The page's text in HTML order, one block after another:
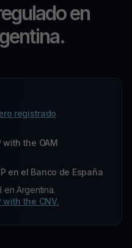
en
registrado
with the OAM
en el Banco de España
en Argentina.
with the CNV.